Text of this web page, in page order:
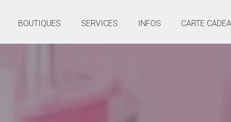
BOUTIQUES SERVICES INFOS CARTE